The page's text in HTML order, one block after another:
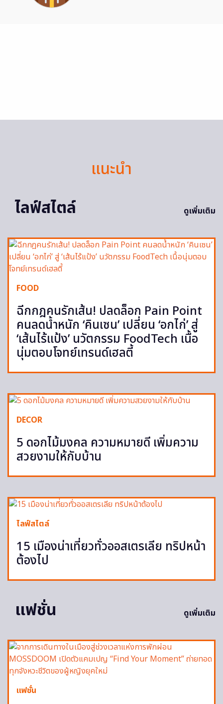
แนะนำ
ไลฟ์สไตล์
ดูเพิ่มเติม
FOOD
ฉีกกฎคนรักเส้น! ปลดล็อก Pain Point
คนลดน้ำหนัก ‘คินเซน’ เปลี่ยน ‘อกไก่’ สู่
‘เส้นไร้แป้ง’ นวัตกรรม FoodTech เนื้อ
นุ่มตอบโจทย์เทรนด์เฮลตี้
DECOR
5 ดอกไม้มงคล ความหมายดี เพิ่มความ
สวยงามให้กับบ้าน
ไลฟ์สไตล์
15 เมืองน่าเที่ยวทั่วออสเตรเลีย ทริปหน้า
ต้องไป
แฟชั่น ดูเพิ่มเติม
แฟชั่น